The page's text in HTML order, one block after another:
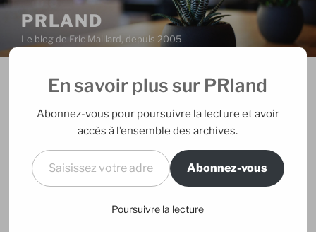
Aller
contenu
principal
PRLAND
Le blog de Eric Maillard, depuis 2005
PUBLIÉ
25/11/2006PARERIC
David Nolande bientôt sur France 2
qui ont foncé au cinéma depuis mercredi dernier pour
découvrir
, vous avez certainement
En savoir plus sur PRland
Abonnez-vous pour poursuivre la lecture et avoir
accès à l’ensemble des archives.
Saisissez votre adresse e-mail…
Abonnez-vous
Poursuivre la lecture